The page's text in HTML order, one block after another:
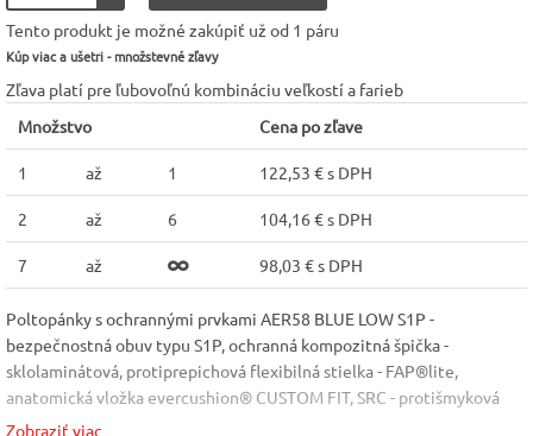
Tento produkt je možné zakúpiť už od 1 páru
Kúp viac a ušetri - množstevné zľavy
Zľava platí pre ľubovoľnú kombináciu veľkostí a farieb
Množstvo
Cena po zľave
1 až 1 122,53 € s DPH
2 až 6 104,16 € s DPH
7 až 98,03 € s DPH
Poltopánky s ochrannými prvkami AER58 BLUE LOW S1P -
bezpečnostná obuv typu S1P, ochranná kompozitná špička -
sklolaminátová, protiprepichová flexibilná stielka - FAP®lite,
anatomická vložka evercushion® CUSTOM FIT, SRC - protišmyková
podošva, E - absorpcia energie v oblasti päty, FO - odolná palivovému
Zobraziť viac